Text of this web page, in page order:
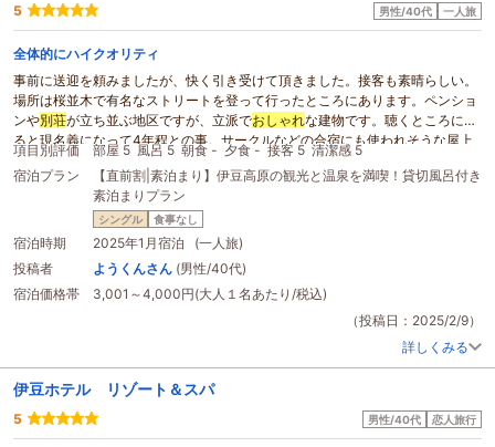
ジップラインをやりたいです。
5 男性/40代 一人旅
全体的にハイクオリティ
事前に送迎を頼みましたが、快く引き受けて頂きました。接客も素晴らしい。
場所は桜並木で有名なストリートを登って行ったところにあります。ペンショ
ンや別荘が立ち並ぶ地区ですが、立派でおしゃれな建物です。聴くところによ
ると現名義になって4年程との事。サークルなどの合宿にも使われそうな屋上
のバーベキュー施設や大広間もあり団体さん向けだが、1人の宿泊も問題な
し。貸 し切り状態の2つのお風呂も気持ち良く入りました。ドリンクバーも無
料でありがたい。部屋は畳で1人で泊まるには十二分な広さ。部屋からの眺め
も良し。屋上からの眺めは大室山や海が見えて最高の景色でした。夜は星も見
れます。クーポン使用で1650円で泊まれてとってもお得でした。予約が取りや
すい。平日にまた泊まりたいですね。オススメです。
項目別評価 部屋 5 風呂 5 朝食 - 夕食 - 接客 5 清潔感 5
宿泊プラン
【直前割|素泊まり】伊豆高原の観光と温泉を満喫！貸切風呂付き
素泊まりプラン
シングル 食事なし
宿泊時期
2025年1月宿泊 (一人旅)
投稿者
ようくんさん (男性/40代)
宿泊価格帯
3,001～4,000円(大人１名あたり/税込)
（投稿日：2025/2/9）
詳しくみる
伊豆ホテル リゾート＆スパ
5 男性/40代 恋人旅行